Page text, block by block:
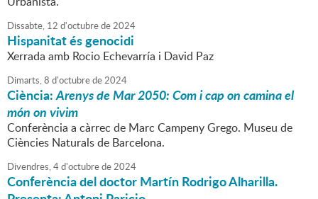
Dissabte, 12 d'octubrede2024
Hispanitat és genocidi
Xerrada amb Rocio Echevarría i David Paz
Dimarts,8 d'octubrede2024
Ciència:Arenys de Mar 2050: Com i cap on camina el
món on vivim
Conferència a càrrec de Marc Campeny Grego. Museu de
Ciències Naturals de Barcelona.
Divendres,4d'octubrede2024
Conferència del doctor Martín Rodrigo Alharilla.